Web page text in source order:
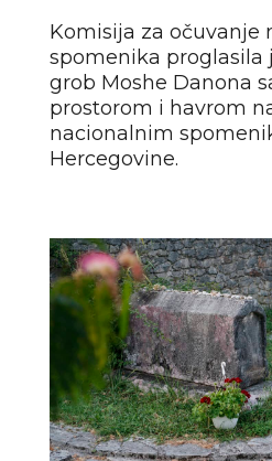
Komisija za očuvanje
spomenika proglasila
grob Moshe Danona
prostorom i havrom
nacionalnim
Hercegovine.